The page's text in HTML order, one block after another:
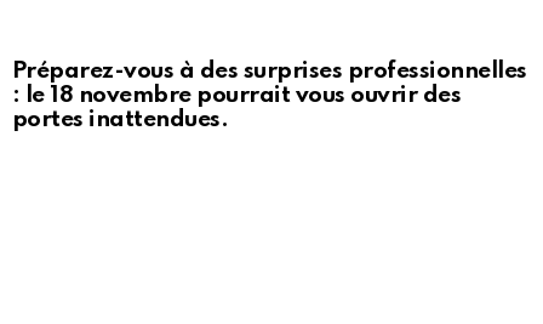
Préparez-vous à des surprises professionnelles
: le 18 novembre pourrait vous ouvrir des
portes inattendues.